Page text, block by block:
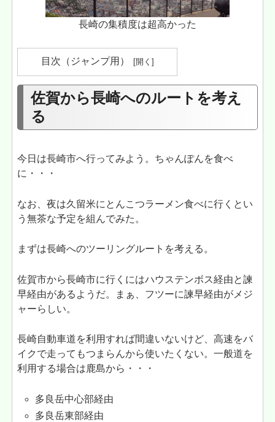
長崎の集積度は超高かった
目次（ジャンプ用）
佐賀から長崎へのルートを考え
る
今日は長崎市へ行ってみよう。ちゃんぽんを食べ
に・・・
なお、夜は久留米にとんこつラーメン食べに行くとい
う無茶な予定を組んでみた。
まずは長崎へのツーリングルートを考える。
佐賀市から長崎市に行くにはハウステンボス経由と諫
早経由があるようだ。まぁ、フツーに諫早経由がメジ
ャーらしい。
長崎自動車道を利用すれば間違いないけど、高速をバ
イクで走ってもつまらんから使いたくない。一般道を
利用する場合は鹿島から・・・
多良岳中心部経由
多良岳東部経由